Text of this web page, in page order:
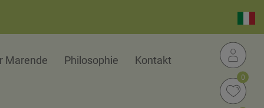
Marende Philosophie Kontakt
0